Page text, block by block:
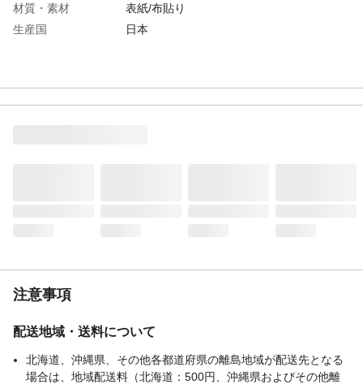
材質・素材
表紙/布貼り
生産国
日本
注意事項
配送地域・送料について
北海道、沖縄県、その他各都道府県の離島地域が配送先となる
場合は、地域配送料（北海道：500円、沖縄県およびその他離